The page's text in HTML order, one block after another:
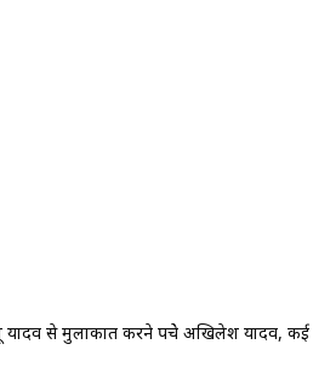
यादव से मुलाकात करने पहुंचे अखिलेश यादव, कई